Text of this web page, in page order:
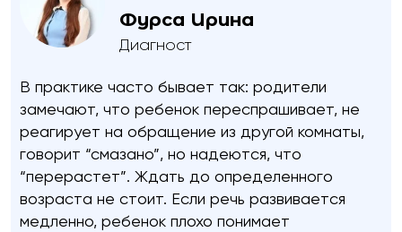
Фурса Ирина
Диагност
В практике часто бывает так: родители
замечают, что ребенок переспрашивает, не
реагирует на обращение из другой комнаты,
говорит “смазано”, но надеются, что
“перерастет”. Ждать до определенного
возраста не стоит. Если речь развивается
медленно, ребенок плохо понимает
Какие мессенджеры есть у вас на этом номере
Telegram WhatsApp Viber
Оставить заявку